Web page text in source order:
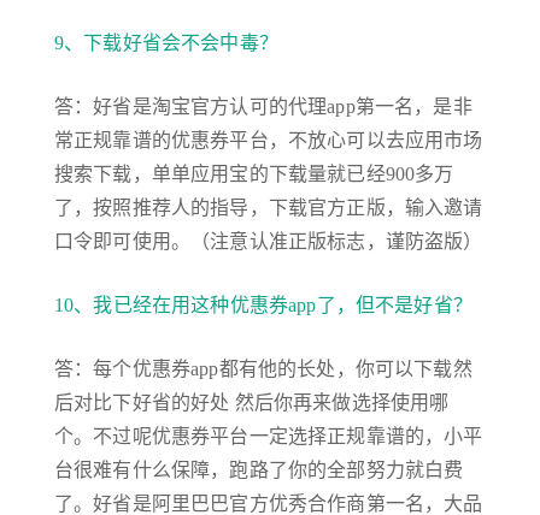
9、下载好省会不会中毒？
答：好省是淘宝官方认可的代理app第一名，是非
常正规靠谱的优惠券平台，不放心可以去应用市场
搜索下载，单单应用宝的下载量就已经900多万
了，按照推荐人的指导，下载官方正版，输入邀请
口令即可使用。（注意认准正版标志，谨防盗版）
10、我已经在用这种优惠券app了，但不是好省？
答：每个优惠券app都有他的长处，你可以下载然
后对比下好省的好处 然后你再来做选择使用哪
个。不过呢优惠券平台一定选择正规靠谱的，小平
台很难有什么保障，跑路了你的全部努力就白费
了。好省是阿里巴巴官方优秀合作商第一名，大品